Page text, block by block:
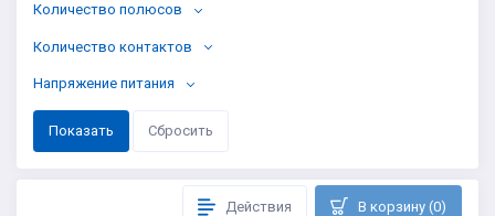
Действия В корзину (0)
Количество полюсов
Количество контактов
Напряжение питания